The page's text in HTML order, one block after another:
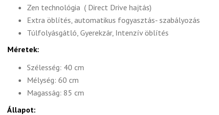
Zen technológia ( Direct Drive hajtás)
Extra öblítés, automatikus fogyasztás- szabályozás
Túlfolyásgátló, Gyerekzár, Intenzív öblítés
Méretek:
Szélesség: 40 cm
Mélység: 60 cm
Magasság: 85 cm
Állapot: